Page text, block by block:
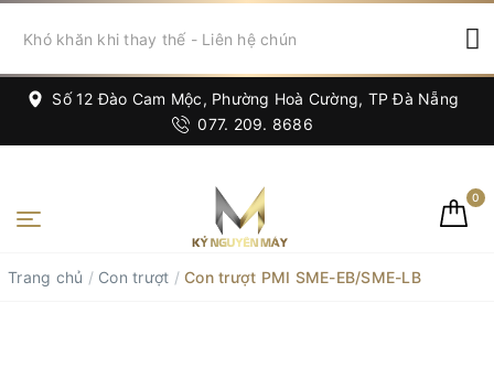
Số 12 Đào Cam Mộc, Phường Hoà Cường, TP Đà Nẵng
077. 209. 8686
0
Trang chủ / Con trượt / Con trượt PMI SME-EB/SME-LB